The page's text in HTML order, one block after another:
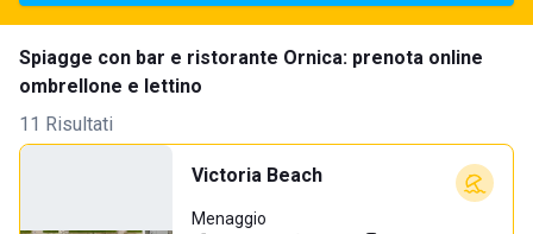
Spiagge con bar e ristorante Ornica: prenota online
ombrellone e lettino
11 Risultati
Victoria Beach
Menaggio